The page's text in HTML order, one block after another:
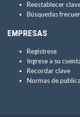
Reestablecer
Búsquedas
EMPRESAS
Regístrese
Ingrese a su
Recordar clave
Normas de